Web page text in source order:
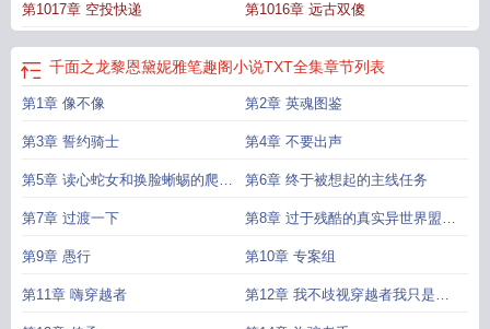
第1017章 空投快递 第1016章 远古双傻
千面之龙黎恩黛妮雅笔趣阁小说TXT全集章节列表
第1章 像不像 第2章 英魂图鉴
第3章 誓约骑士 第4章 不要出声
第5章 读心蛇女和换脸蜥蜴的爬虫
类婚约
第6章 终于被想起的主线任务
第7章 过渡一下 第8章 过于残酷的真实异世界盟主
加更
第9章 愚行 第10章 专案组
第11章 嗨穿越者 第12章 我不歧视穿越者我只是讨